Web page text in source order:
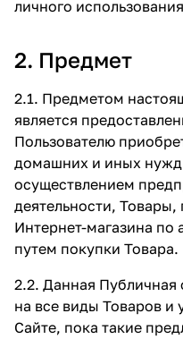
личного
2. Предмет
2.1. Предметом
является
Пользователю
домашних и иных
осуществлением
деятельности, Товары,
Интернет-магазина по
путем покупки Товара.
2.2. Данная Публичная
на все виды Товаров и
Сайте, пока такие